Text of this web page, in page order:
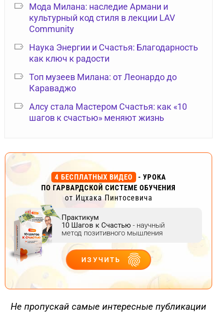
Мода Милана: наследие Армани и
культурный код стиля в лекции LAV
Community
Наука Энергии и Счастья: Благодарность
как ключ к радости
Топ музеев Милана: от Леонардо до
Караваджо
Алсу стала Мастером Счастья: как «10
шагов к счастью» меняют жизнь
4 БЕСПЛАТНЫХ ВИДЕО
- УРОКА
ПО ГАРВАРДСКОЙ СИСТЕМЕ ОБУЧЕНИЯ
от Ицхака Пинтосевича
Практикум
10 Шагов к Счастью - научный
метод позитивного мышления
ИЗУЧИТЬ
ДЕЙСТВУЙ
Не пропускай самые интересные публикации